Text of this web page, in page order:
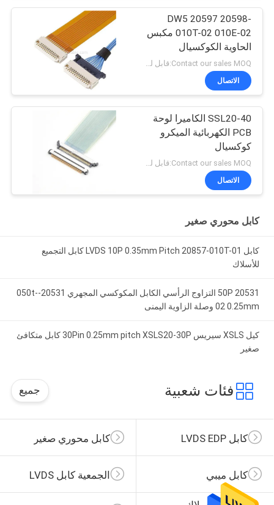
DW5 20597 20598-
010T-02 010E-02 مكبس
الحاوية الكوكسيال
المجهري
Contact our sales MOQ:قابل للتفاوض
الاتصال
SSL20-40 الكاميرا لوحة
PCB الكهربائية الميكرو
كوكسيال
Contact our sales MOQ:قابل للتفاوض
الاتصال
كابل محوري صغير
كابل LVDS 10P 0.35mm Pitch 20857-010T-01 كابل التجميع
للأسلاك
20531 50P التزاوج الرأسي الكابل المكوكسي المجهري 20531-050t-
02 0.25mm وصلة الزاوية اليمنى
كيل XSLS سيريس 30Pin 0.25mm pitch XSLS20-30P كابل متكافئ
صغير
فئات شعبية جميع
كابل محوري صغير كابل LVDS EDP
الجمعية كابل LVDS كابل ميبي